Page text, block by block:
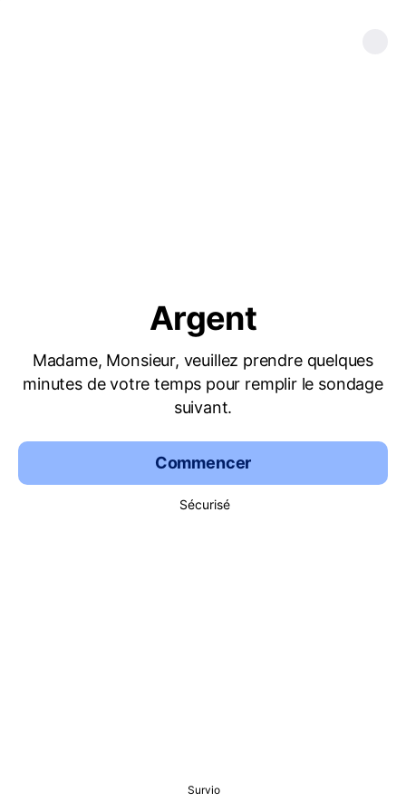
Argent
Madame, Monsieur, veuillez prendre quelques
minutes de votre temps pour remplir le sondage
suivant.
Commencer
Sécurisé
Survio